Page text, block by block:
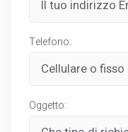
Telefono:
Oggetto: